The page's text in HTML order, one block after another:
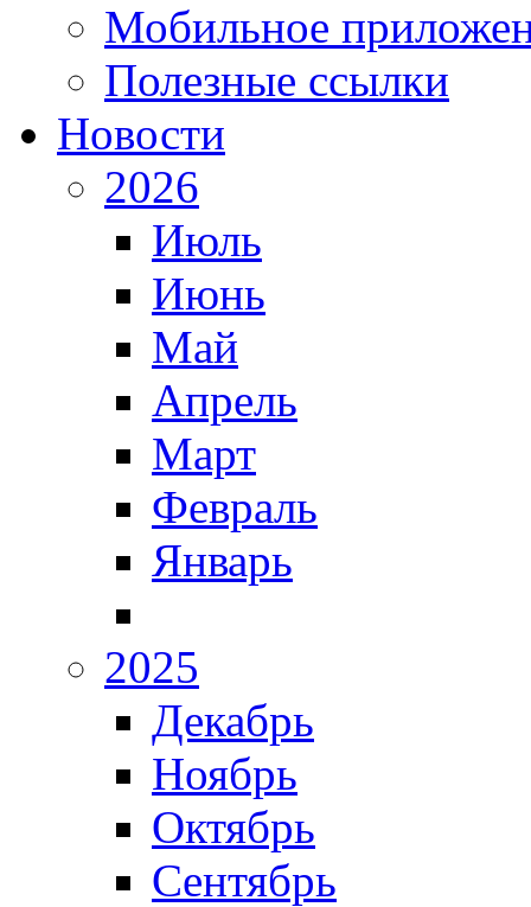
Мобильное
Полезные ссылки
Новости
2026
Июль
Июнь
Май
Апрель
Март
Февраль
Январь
2025
Декабрь
Ноябрь
Октябрь
Сентябрь